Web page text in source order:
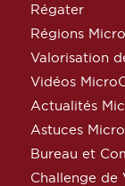
Régater
Régions Micro
Valorisation
Vidéos
Actualités
Astuces Micro
Bureau et
Challenge de